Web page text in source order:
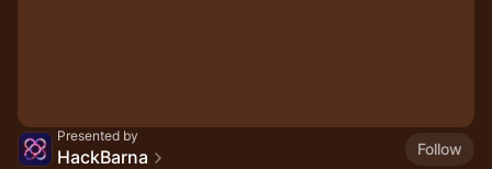
Presented by
HackBarna
Follow